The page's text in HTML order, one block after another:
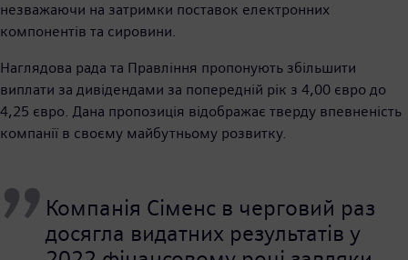
незважаючи на затримки поставок електронних
компонентів та сировини.
Наглядова рада та Правління пропонують збільшити
виплати за дивідендами за попередній рік з 4,00 євро до
4,25 євро. Дана пропозиція відображає тверду впевненість
компанії в своєму майбутньому розвитку.
Компанія Сіменс в черговий раз
досягла видатних результатів у